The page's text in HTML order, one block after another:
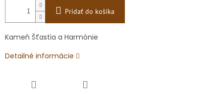
Pridať do košíka
Kameň Šťastia a Harmónie
Detailné informácie